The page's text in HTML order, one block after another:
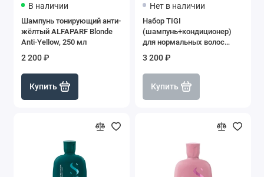
В наличии
Шампунь тонирующий анти-
жёлтый ALFAPARF Blonde
Anti-Yellow, 250 мл
2 200 ₽
Купить
Нет в наличии
Набор TIGI
(шампунь+кондиционер)
для нормальных волос
Re-energize, 2*750 мл
3 200 ₽
Купить